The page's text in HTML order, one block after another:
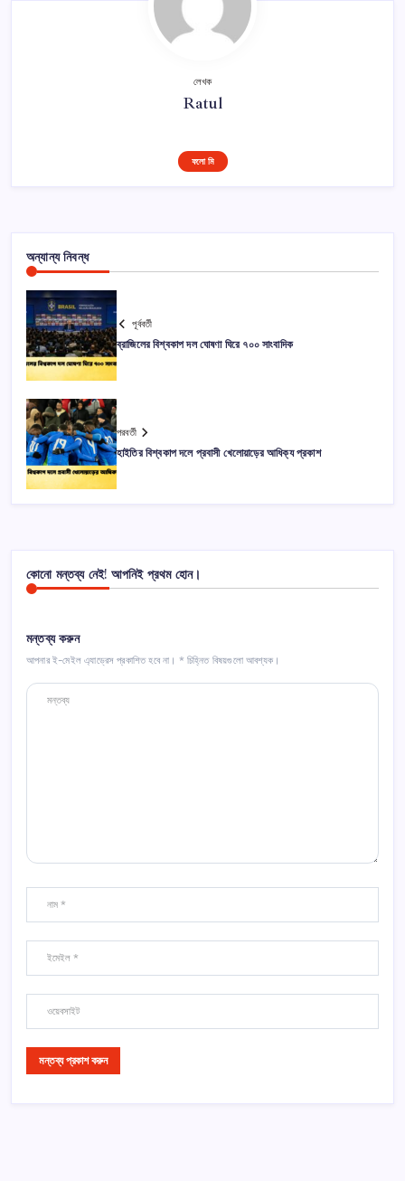
লেখক
Ratul
ফলো মি
অন্যান্য নিবন্ধ
পূর্ববর্তী
ব্রাজিলের বিশ্বকাপ দল ঘোষণা ঘিরে ৭০০ সাংবাদিক
পরবর্তী
হাইতির বিশ্বকাপ দলে প্রবাসী খেলোয়াড়ের আধিক্য প্রকাশ
কোনো মন্তব্য নেই! আপনিই প্রথম হোন।
মন্তব্য করুন
আপনার ই-মেইল এ্যাড্রেস প্রকাশিত হবে না। * চিহ্নিত বিষয়গুলো আবশ্যক।